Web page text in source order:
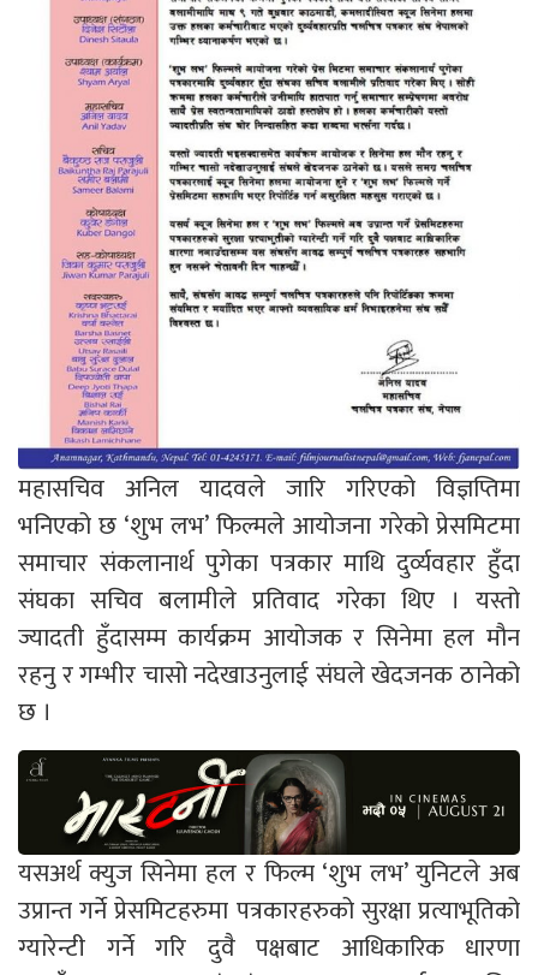
महासचिव अनिल यादवले जारि गरिएको विज्ञप्तिमा
भनिएको छ ‘शुभ लभ’ फिल्मले आयोजना गरेको प्रेसमिटमा
समाचार संकलानार्थ पुगेका पत्रकार माथि दुर्व्यवहार हुँदा
संघका सचिव बलामीले प्रतिवाद गरेका थिए । यस्तो
ज्यादती हुँदासम्म कार्यक्रम आयोजक र सिनेमा हल मौन
रहनु र गम्भीर चासो नदेखाउनुलाई संघले खेदजनक ठानेको
छ ।
यसअर्थ क्युज सिनेमा हल र फिल्म ‘शुभ लभ’ युनिटले अब
उप्रान्त गर्ने प्रेसमिटहरुमा पत्रकारहरुको सुरक्षा प्रत्याभूतिको
ग्यारेन्टी गर्ने गरि दुवै पक्षबाट आधिकारिक धारणा